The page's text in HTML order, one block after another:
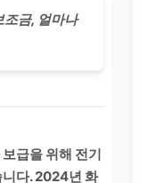
금, 얼마나
급을 위해 전기
니다. 2024년 화